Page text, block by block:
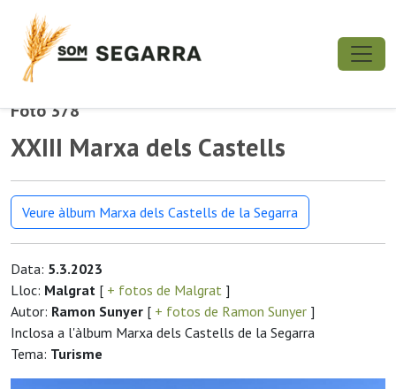
Foto 378
XXIII Marxa dels Castells
Veure àlbum Marxa dels Castells de la Segarra
Data: 5.3.2023
Lloc: Malgrat [ + fotos de Malgrat ]
Autor: Ramon Sunyer [ + fotos de Ramon Sunyer ]
Inclosa a l'àlbum Marxa dels Castells de la Segarra
Tema: Turisme